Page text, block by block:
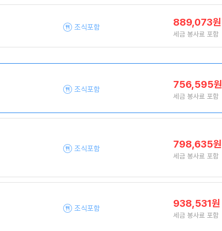
조식포함 889,073원
세금 봉사료 포함
조식포함 756,595원
세금 봉사료 포함
조식포함 798,635원
세금 봉사료 포함
조식포함 938,531원
세금 봉사료 포함